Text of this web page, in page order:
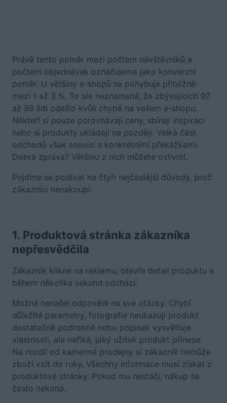
Právě tento poměr mezi počtem návštěvníků a
počtem objednávek označujeme jako konverzní
poměr. U většiny e-shopů se pohybuje přibližně
mezi 1 až 3 %. To ale neznamená, že zbývajících 97
až 99 lidí odešlo kvůli chybě na vašem e-shopu.
Někteří si pouze porovnávají ceny, sbírají inspiraci
nebo si produkty ukládají na později. Velká část
odchodů však souvisí s konkrétními překážkami.
Dobrá zpráva? Většinu z nich můžete ovlivnit.
Pojďme se podívat na čtyři nejčastější důvody, proč
zákazníci nenakoupí.
1. Produktová stránka zákazníka
nepřesvědčila
Zákazník klikne na reklamu, otevře detail produktu a
během několika sekund odchází.
Možná nenašel odpovědi na své otázky. Chybí
důležité parametry, fotografie neukazují produkt
dostatečně podrobně nebo popisek vysvětluje
vlastnosti, ale neříká, jaký užitek produkt přinese.
Na rozdíl od kamenné prodejny si zákazník nemůže
zboží vzít do ruky. Všechny informace musí získat z
produktové stránky. Pokud mu nestačí, nákup se
často nekoná.